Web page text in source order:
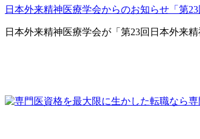
日本外来精神医療学会からのお知らせ「第
日本外来精神医療学会が「第23回日本外